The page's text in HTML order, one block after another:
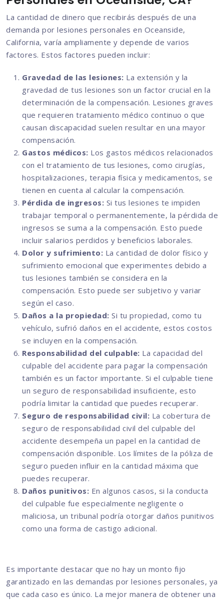
La cantidad de dinero que recibirás después de una
demanda por lesiones personales en Oceanside,
California, varía ampliamente y depende de varios
factores. Estos factores pueden incluir:
Gravedad de las lesiones: La extensión y la
gravedad de tus lesiones son un factor crucial en la
determinación de la compensación. Lesiones graves
que requieren tratamiento médico continuo o que
causan discapacidad suelen resultar en una mayor
compensación.
Gastos médicos: Los gastos médicos relacionados
con el tratamiento de tus lesiones, como cirugías,
hospitalizaciones, terapia física y medicamentos, se
tienen en cuenta al calcular la compensación.
Pérdida de ingresos: Si tus lesiones te impiden
trabajar temporal o permanentemente, la pérdida de
ingresos se suma a la compensación. Esto puede
incluir salarios perdidos y beneficios laborales.
Dolor y sufrimiento: La cantidad de dolor físico y
sufrimiento emocional que experimentes debido a
tus lesiones también se considera en la
compensación. Esto puede ser subjetivo y variar
según el caso.
Daños a la propiedad: Si tu propiedad, como tu
vehículo, sufrió daños en el accidente, estos costos
se incluyen en la compensación.
Responsabilidad del culpable: La capacidad del
culpable del accidente para pagar la compensación
también es un factor importante. Si el culpable tiene
un seguro de responsabilidad insuficiente, esto
podría limitar la cantidad que puedes recuperar.
Seguro de responsabilidad civil: La cobertura de
seguro de responsabilidad civil del culpable del
accidente desempeña un papel en la cantidad de
compensación disponible. Los límites de la póliza de
seguro pueden influir en la cantidad máxima que
puedes recuperar.
Daños punitivos: En algunos casos, si la conducta
del culpable fue especialmente negligente o
maliciosa, un tribunal podría otorgar daños punitivos
como una forma de castigo adicional.
Es importante destacar que no hay un monto fijo
garantizado en las demandas por lesiones personales, ya
que cada caso es único. La mejor manera de obtener una